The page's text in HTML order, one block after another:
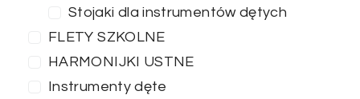
Stojaki dla instrumentów dętych
FLETY SZKOLNE
HARMONIJKI USTNE
Instrumenty dęte